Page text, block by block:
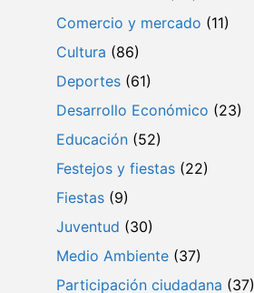
Comercio y mercado (11)
Cultura (86)
Deportes (61)
Desarrollo Económico (23)
Educación (52)
Festejos y fiestas (22)
Fiestas (9)
Juventud (30)
Medio Ambiente (37)
Participación ciudadana (37)